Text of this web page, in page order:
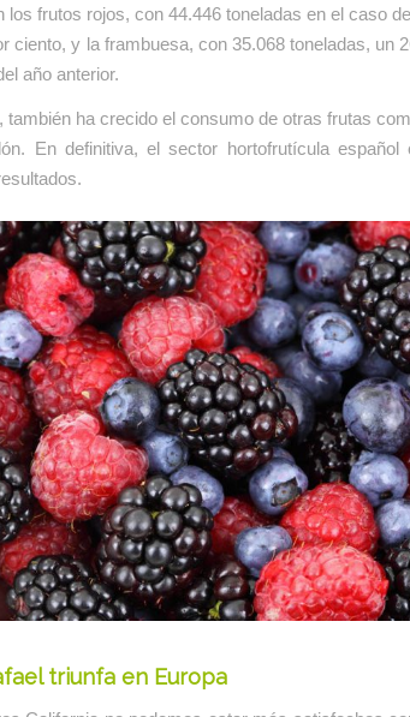
los frutos rojos, con 44.446 toneladas en el caso
ciento, y la frambuesa, con 35.068 toneladas, un
año anterior.
también ha crecido el consumo de otras frutas
En definitiva, el sector hortofrutícula español
triunfa en Europa